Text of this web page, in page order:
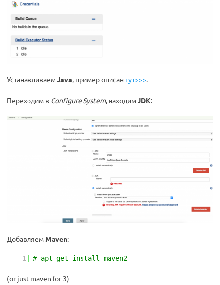
УстанавливаемJava, пример описан тут>>>.
Переходим в Configure System, находимJDK:
Добавляем Maven:
1 # apt-get install maven2
(or just maven for 3)